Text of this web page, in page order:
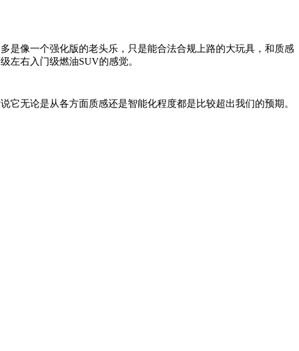
是像一个强化版的老头乐，只是能合法合规上路的大玩具，和质感
左右入门级燃油SUV的感觉。
无论是从各方面质感还是智能化程度都是比较超出我们的预期。